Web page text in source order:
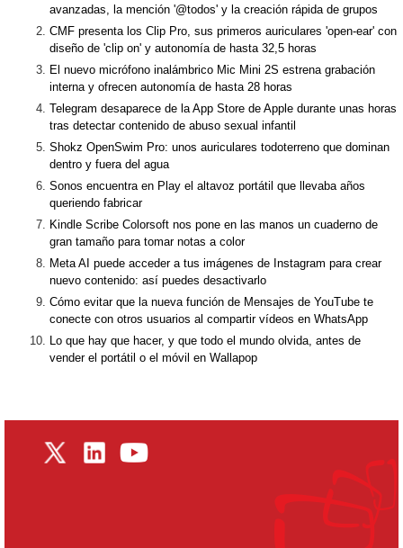
avanzadas, la mención '@todos' y la creación rápida de grupos
CMF presenta los Clip Pro, sus primeros auriculares 'open-ear' con
diseño de 'clip on' y autonomía de hasta 32,5 horas
El nuevo micrófono inalámbrico Mic Mini 2S estrena grabación
interna y ofrecen autonomía de hasta 28 horas
Telegram desaparece de la App Store de Apple durante unas horas
tras detectar contenido de abuso sexual infantil
Shokz OpenSwim Pro: unos auriculares todoterreno que dominan
dentro y fuera del agua
Sonos encuentra en Play el altavoz portátil que llevaba años
queriendo fabricar
Kindle Scribe Colorsoft nos pone en las manos un cuaderno de
gran tamaño para tomar notas a color
Meta AI puede acceder a tus imágenes de Instagram para crear
nuevo contenido: así puedes desactivarlo
Cómo evitar que la nueva función de Mensajes de YouTube te
conecte con otros usuarios al compartir vídeos en WhatsApp
Lo que hay que hacer, y que todo el mundo olvida, antes de
vender el portátil o el móvil en Wallapop